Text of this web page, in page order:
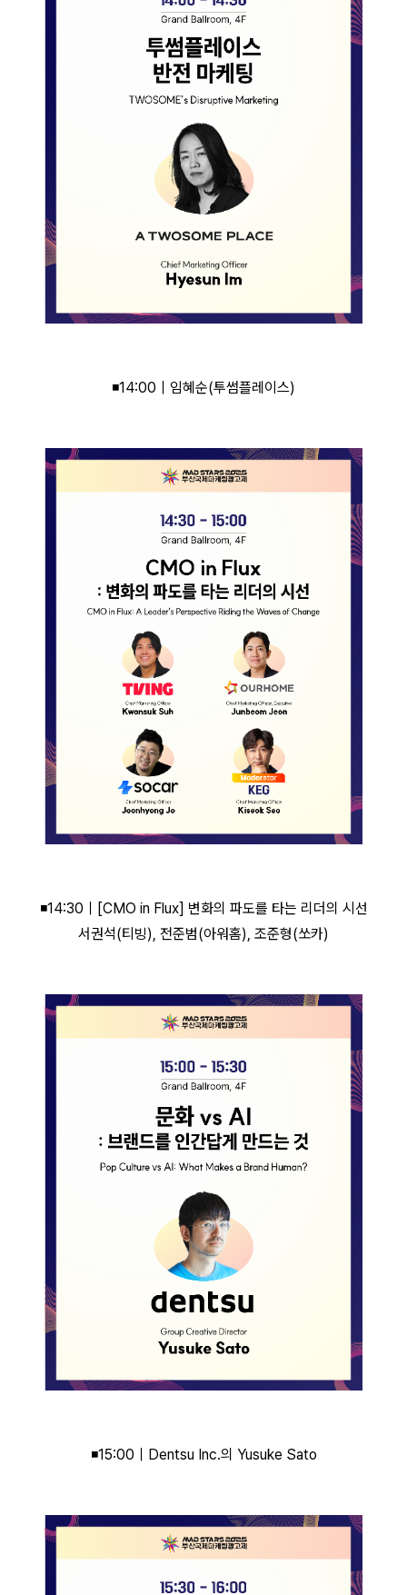
◾14:00｜임혜순(투썸플레이스)
◾14:30｜[CMO in Flux] 변화의 파도를 타는 리더의 시선
서권석(티빙), 전준범(아워홈), 조준형(쏘카)
◾15:00｜Dentsu Inc.의 Yusuke Sato